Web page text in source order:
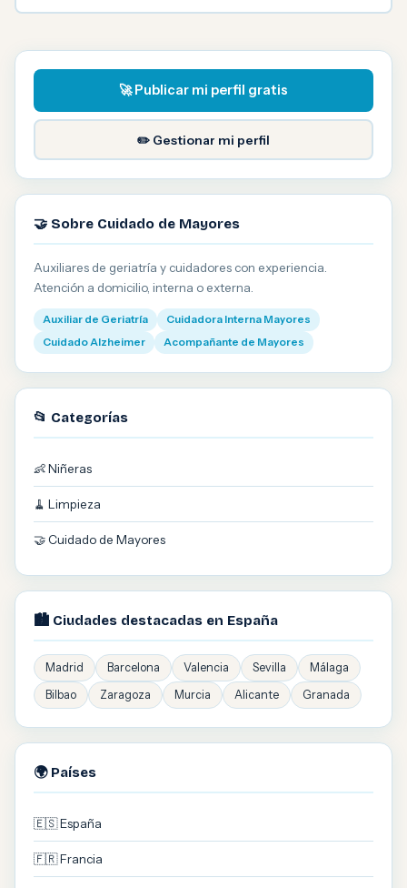
🚀 Publicar mi perfil gratis
✏️ Gestionar mi perfil
🤝 Sobre Cuidado de Mayores
Auxiliares de geriatría y cuidadores con experiencia.
Atención a domicilio, interna o externa.
Auxiliar de Geriatría
Cuidadora Interna Mayores
Cuidado Alzheimer
Acompañante de Mayores
📂 Categorías
👶 Niñeras
🧹 Limpieza
🤝 Cuidado de Mayores
🏙️ Ciudades destacadas en España
Madrid Barcelona Valencia Sevilla
Málaga
Bilbao
Zaragoza Murcia Alicante Granada
🌍 Países
🇪🇸 España
🇫🇷 Francia